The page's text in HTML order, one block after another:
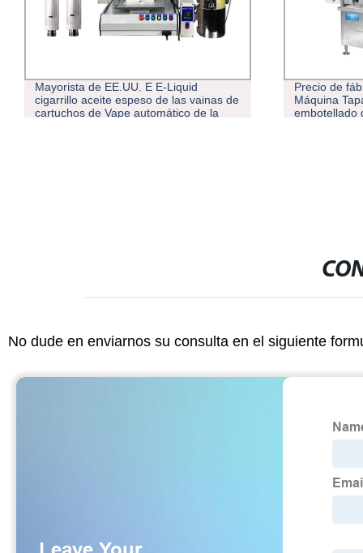
Mayorista de EE.UU. E E-Liquid
cigarrillo aceite espeso de las vainas de
cartuchos de Vape automático de la
Precio de
Máquina
embotellado
No dude en enviarnos su consulta en el siguiente